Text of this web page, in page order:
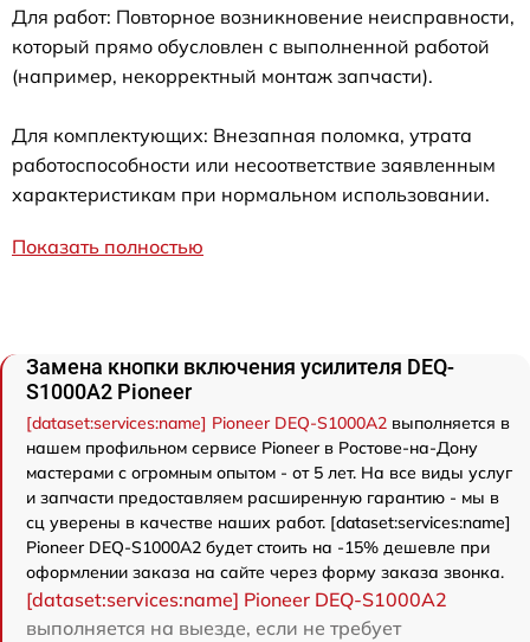
Для работ: Повторное возникновение неисправности,
который прямо обусловлен с выполненной работой
(например, некорректный монтаж запчасти).
Для комплектующих: Внезапная поломка, утрата
работоспособности или несоответствие заявленным
характеристикам при нормальном использовании.
Показать полностью
Замена кнопки включения усилителя DEQ-
S1000A2 Pioneer
[dataset:services:name] Pioneer DEQ-S1000A2 выполняется в
нашем профильном сервисе Pioneer в Ростове-на-Дону
мастерами с огромным опытом - от 5 лет. На все виды услуг
и запчасти предоставляем расширенную гарантию - мы в
сц уверены в качестве наших работ. [dataset:services:name]
Pioneer DEQ-S1000A2 будет стоить на -15% дешевле при
оформлении заказа на сайте через форму заказа звонка.
[dataset:services:name] Pioneer DEQ-S1000A2
выполняется на выезде, если не требует